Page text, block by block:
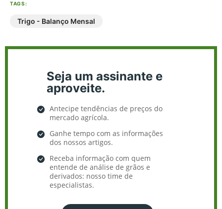
TAGS:
Trigo - Balanço Mensal
Seja um assinante e
aproveite.
Antecipe tendências de preços do
mercado agrícola.
Ganhe tempo com as informações
dos nossos artigos.
Receba informação com quem
entende de análise de grãos e
derivados: nosso time de
especialistas.